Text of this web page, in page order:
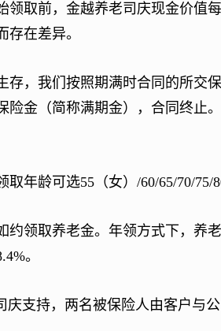
前，金越养老司庆现金价值每
在差异。
我们按照期满时合同的所交
金（简称满期金），合同终止
龄可选55（女）/60/65/70/75/
取养老金。年领方式下，养老
。
持，两名被保险人由客户与公